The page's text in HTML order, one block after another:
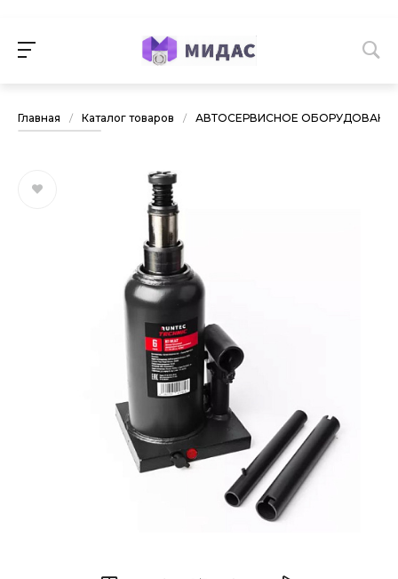
Главная / Каталог товаров / АВТОСЕРВИСНОЕ